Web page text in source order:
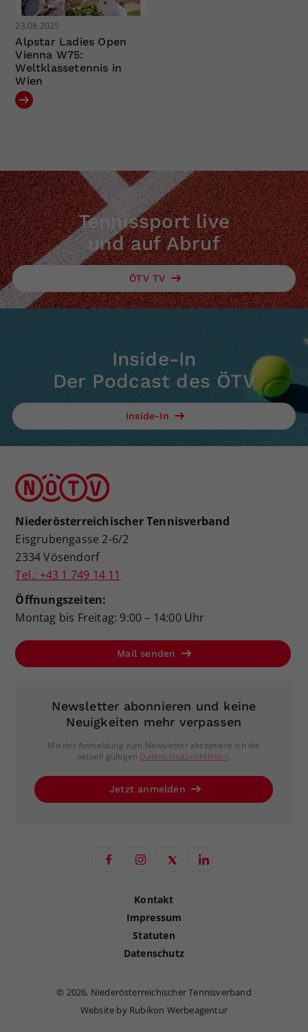
23.08.2025
Alpstar Ladies Open
Vienna W75:
Weltklassetennis in
Wien
Tennissport live
und auf Abruf
ÖTV TV
Inside-In
Der Podcast des ÖTV
Inside-In
Niederösterreichischer Tennisverband
Eisgrubengasse 2-6/2
2334 Vösendorf
Tel.: +43 1 749 14 11
Öffnungszeiten:
Montag bis Freitag: 9:00 – 14:00 Uhr
Mail senden
Newsletter abonnieren und keine
Neuigkeiten mehr verpassen
Mit der Anmeldung zum Newsletter akzeptiere ich die
aktuell gültigen Datenschutzrichtlinien.
Jetzt anmelden
Kontakt
Impressum
Statuten
Datenschutz
© 2026, Niederösterreichischer Tennisverband
Website by Rubikon Werbeagentur